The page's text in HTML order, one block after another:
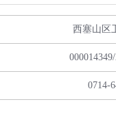
西塞山区
0714-